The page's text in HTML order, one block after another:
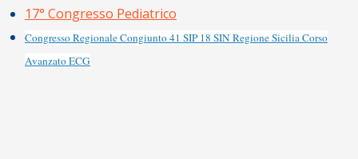
17° Congresso Pediatrico
Congresso Regionale Congiunto 41 SIP 18 SIN Regione Sicilia Corso
Avanzato ECG